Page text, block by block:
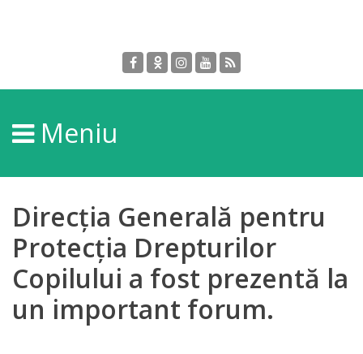
DGPDC
Informații
despre
DGPDC
Subdiviziuni/Servicii
Structura
Strategia
Meniu
Direcția Generală pentru
Protecția Drepturilor
Copilului a fost prezentă la
un important forum.